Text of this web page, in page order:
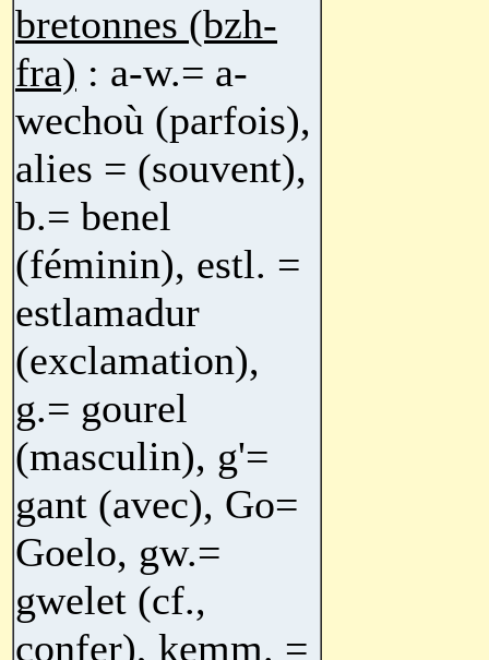
bretonnes (bzh-
fra) : a-w.= a-
wechoù (parfois),
alies = (souvent),
b.= benel
(féminin), estl. =
estlamadur
(exclamation),
g.= gourel
(masculin), g'=
gant (avec), Go=
Goelo, gw.=
gwelet (cf.,
confer), kemm. =